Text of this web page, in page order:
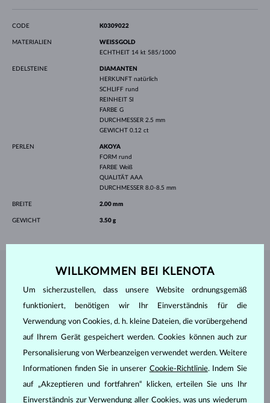
CODE K0309022
MATERIALIEN
WEISSGOLD
ECHTHEIT 14 kt 585/1000
EDELSTEINE
DIAMANTEN
HERKUNFT natürlich
SCHLIFF rund
REINHEIT SI
FARBE G
DURCHMESSER 2.5 mm
GEWICHT 0.12 ct
PERLEN
AKOYA
FORM rund
FARBE Weiß
QUALITÄT AAA
DURCHMESSER 8.0-8.5 mm
BREITE 2.00 mm
GEWICHT 3.50 g
SCHMUCK AUS DEMKLENOTA ATELIER
WILLKOMMEN BEI KLENOTA
Um sicherzustellen, dass unsere Website ordnungsgemäß
funktioniert, benötigen wir Ihr Einverständnis für die
Verwendung von Cookies, d. h. kleine Dateien, die vorübergehend
auf Ihrem Gerät gespeichert werden. Cookies können auch zur
Personalisierung von Werbeanzeigen verwendet werden. Weitere
Informationen finden Sie in unserer Cookie-Richtlinie. Indem Sie
auf „Akzeptieren und fortfahren“ klicken, erteilen Sie uns Ihr
Einverständnis zur Verwendung aller Cookies, was uns wiederum